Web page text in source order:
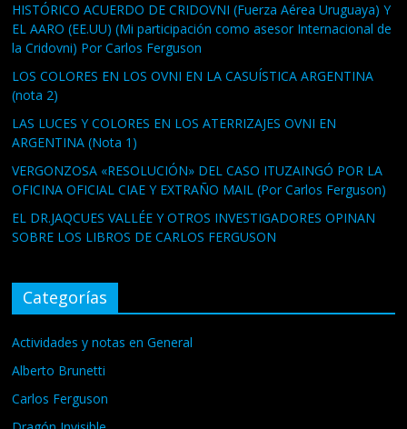
HISTÓRICO ACUERDO DE CRIDOVNI (Fuerza Aérea Uruguaya) Y
EL AARO (EE.UU) (Mi participación como asesor Internacional de
la Cridovni) Por Carlos Ferguson
LOS COLORES EN LOS OVNI EN LA CASUÍSTICA ARGENTINA
(nota 2)
LAS LUCES Y COLORES EN LOS ATERRIZAJES OVNI EN
ARGENTINA (Nota 1)
VERGONZOSA «RESOLUCIÓN» DEL CASO ITUZAINGÓ POR LA
OFICINA OFICIAL CIAE Y EXTRAÑO MAIL (Por Carlos Ferguson)
EL DR.JAQCUES VALLÉE Y OTROS INVESTIGADORES OPINAN
SOBRE LOS LIBROS DE CARLOS FERGUSON
Categorías
Actividades y notas en General
Alberto Brunetti
Carlos Ferguson